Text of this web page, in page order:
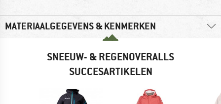
MATERIAALGEGEVENS & KENMERKEN
SNEEUW- & REGENOVERALLS
SUCCESARTIKELEN